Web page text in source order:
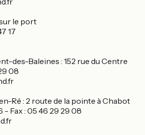
le port
17
des-Baleines : 152 rue du Centre
08
Ré : 2 route de la pointe à Chabot
- Fax : 05 46 29 29 08